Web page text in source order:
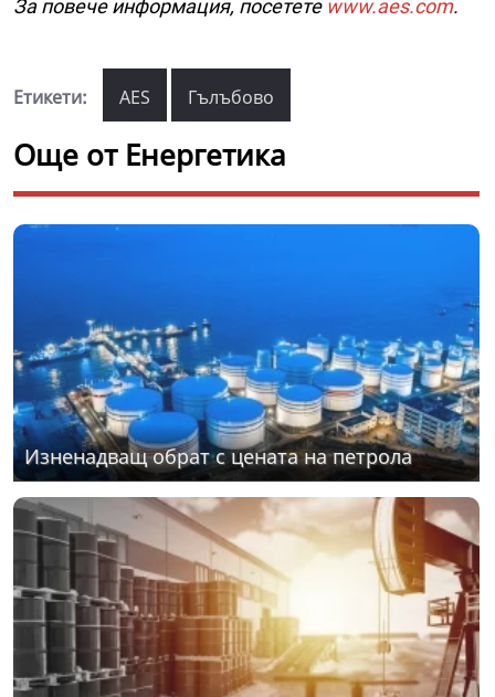
За повече информация, посетете www.aes.com.
Етикети: AES Гълъбово
Още от Енергетика
Изненадващ обрат с цената на петрола